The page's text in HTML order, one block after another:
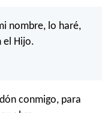
nombre, lo haré,
el Hijo.
conmigo, para